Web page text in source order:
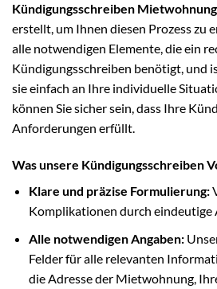
Kündigungsschreiben Mietwohnung
erstellt, um Ihnen diesen Prozess zu
alle notwendigen Elemente, die ein
Kündigungsschreiben benötigt, und
sie einfach an Ihre individuelle
können Sie sicher sein, dass Ihre
Anforderungen erfüllt.
Was unsere Kündigungsschreiben
Klare und präzise Formulierung:
Komplikationen durch eindeutige
Alle notwendigen Angaben:
Felder für alle relevanten
die Adresse der Mietwohnung,